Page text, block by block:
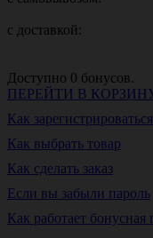
с доставкой:
Доступно 0 бонусов.
ПЕРЕЙТИ В
Как
Как выбрать товар
Как сделать заказ
Если вы забыли пароль
Как работает бонусная